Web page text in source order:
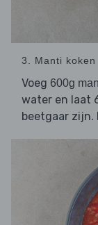
3. Manti koken
Voeg 600g
water en laat
beetgaar zijn.